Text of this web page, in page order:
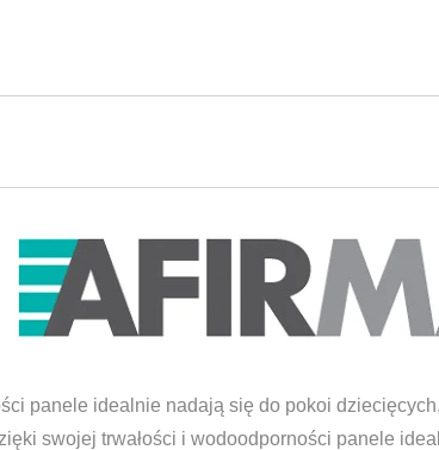
panele idealnie nadają się do pokoi
swojej trwałości i wodoodporności panele